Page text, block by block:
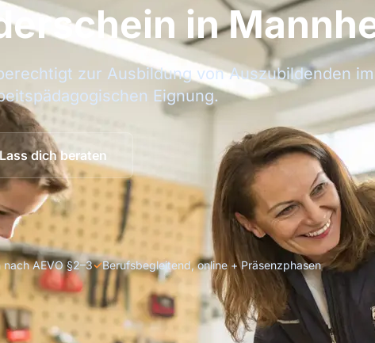
in
zur Ausbildung von Auszubildenden
Eignung.
Lass dich beraten
AEVO §2–3✓Berufsbegleitend, online + Präsenzphasen